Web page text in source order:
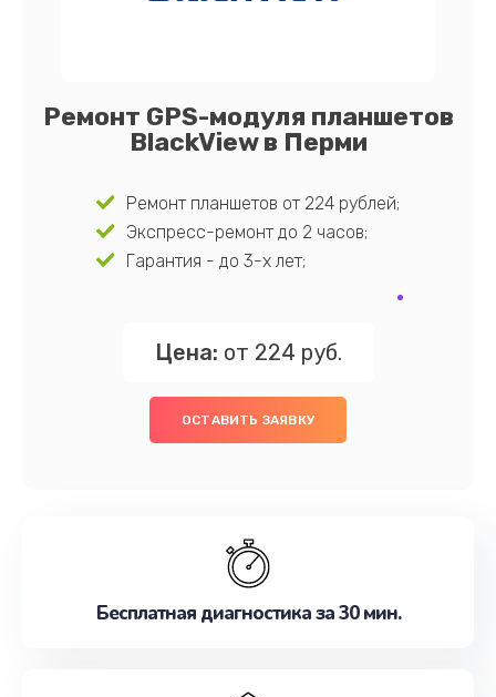
Ремонт GPS-модуля планшетов
BlackView в Перми
Ремонт планшетов от 224 рублей;
Экспресс-ремонт до 2 часов;
Гарантия - до 3-х лет;
Цена: от 224 руб.
ОСТАВИТЬ ЗАЯВКУ
Бесплатная диагностика за 30 мин.